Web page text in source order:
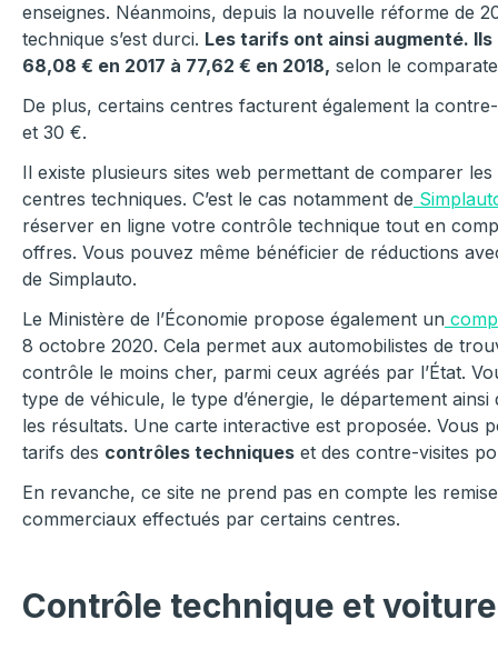
enseignes. Néanmoins, depuis la nouvelle réforme de
technique s’est durci. Les tarifs ont ainsi augmenté.
68,08 € en 2017 à 77,62 € en 2018, selon le
De plus, certains centres facturent également la
et 30 €.
Il existe plusieurs sites web permettant de comparer
centres techniques. C’est le cas notamment de
réserver en ligne votre contrôle technique tout en
offres. Vous pouvez même bénéficier de réductions
de Simplauto.
Le Ministère de l’Économie propose également un
8 octobre 2020. Cela permet aux automobilistes de
contrôle le moins cher, parmi ceux agréés par l’État.
type de véhicule, le type d’énergie, le département
les résultats. Une carte interactive est proposée. Vous
tarifs des contrôles techniques et des contre-visites
En revanche, ce site ne prend pas en compte les
commerciaux effectués par certains centres.
Contrôle technique et